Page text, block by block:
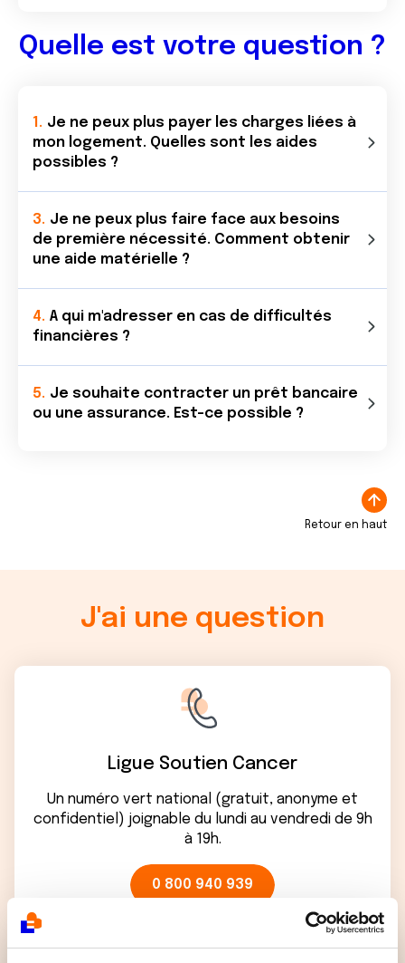
Je ne peux plus payer les charges liées à
mon logement. Quelles sont les aides
possibles ?
Je ne peux plus faire face aux besoins
de première nécessité. Comment obtenir
une aide matérielle ?
A qui m'adresser en cas de difficultés
financières ?
Je souhaite contracter un prêt bancaire
ou une assurance. Est-ce possible ?
Quelle est votre question ?
Retour en haut
J'ai une question
Ligue Soutien Cancer
Un numéro vert national (gratuit, anonyme et
confidentiel) joignable du lundi au vendredi de 9h
à 19h.
0 800 940 939